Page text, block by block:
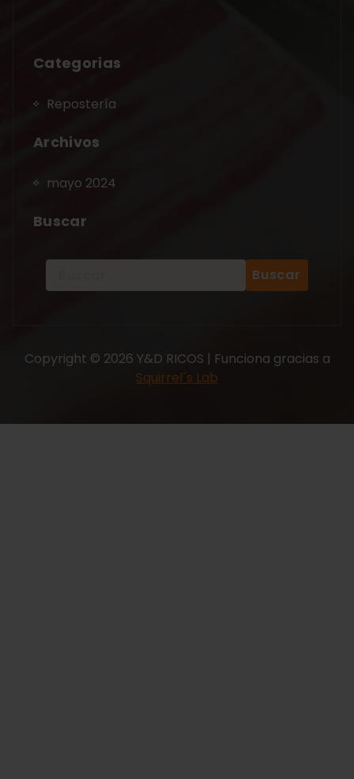
Categorias
Repostería
Archivos
mayo 2024
Buscar
Copyright © 2026 Y&D RICOS | Funciona gracias a
Squirrel´s Lab